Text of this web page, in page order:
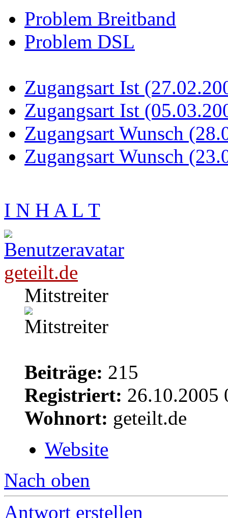
Problem Breitband
Problem DSL
Zugangsart Ist
Zugangsart Ist
Zugangsart Wunsch
Zugangsart Wunsch
I N H A L T
geteilt.de
Mitstreiter
Beiträge: 215
Registriert: 26.10.2005
Wohnort: geteilt.de
Website
Nach oben
Antwort erstellen